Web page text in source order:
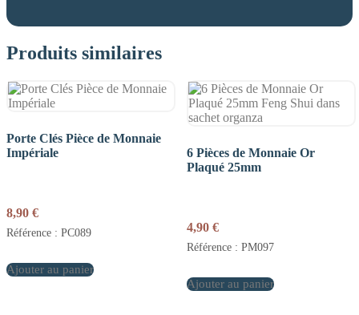
Produits similaires
Porte Clés Pièce de Monnaie
Impériale
8,90 €
Référence : PC089
Ajouter au panier
6 Pièces de Monnaie Or
Plaqué 25mm
4,90 €
Référence : PM097
Ajouter au panier